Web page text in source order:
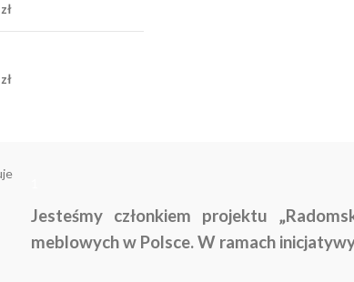
zł
zł
Jesteśmy członkiem projektu
meblowych w Polsce. W ramach